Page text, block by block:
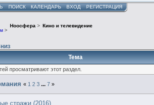
ПОИСК КАЛЕНДАРЬ ВХОД РЕГИСТРАЦИЯ
>
Ноосфера > Кино и телевидение
Тема
просматривают этот раздел.
« 1 2 3 ...7 »
стражи (2016)